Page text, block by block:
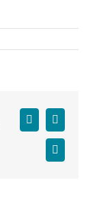
Facebook
X
E-
Mail